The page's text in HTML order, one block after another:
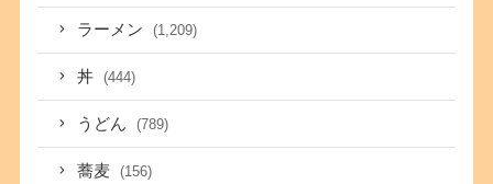
ラーメン (1,209)
丼 (444)
うどん (789)
蕎麦 (156)